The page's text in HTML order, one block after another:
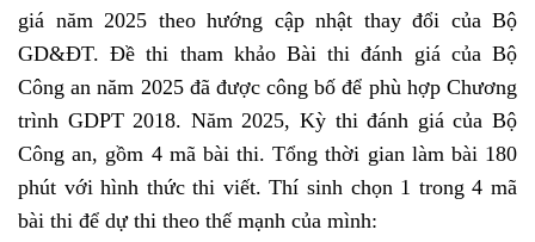
giá năm 2025 theo hướng cập nhật thay đổi của Bộ
GD&ĐT. Đề thi tham khảo Bài thi đánh giá của Bộ
Công an năm 2025 đã được công bố để phù hợp Chương
trình GDPT 2018. Năm 2025, Kỳ thi đánh giá của Bộ
Công an, gồm 4 mã bài thi. Tổng thời gian làm bài 180
phút với hình thức thi viết. Thí sinh chọn 1 trong 4 mã
bài thi để dự thi theo thế mạnh của mình: